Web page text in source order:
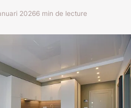
20266 min de lecture